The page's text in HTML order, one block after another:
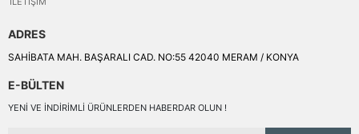
ADRES
SAHİBATA MAH. BAŞARALI CAD. NO:55 42040 MERAM / KONYA
E-BÜLTEN
YENI VE INDIRIMLI ÜRÜNLERDEN HABERDAR OLUN !